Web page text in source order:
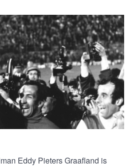
Eddy Pieters Graafland is